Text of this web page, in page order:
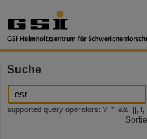
Suche
supported query operators: ?, *, &&, ||, !,